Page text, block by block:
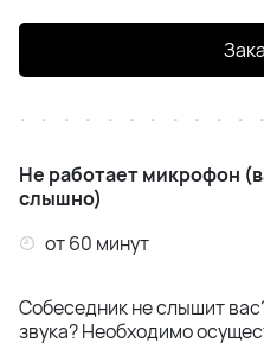
Не работает микрофон
слышно)
от 60 минут
Собеседник не слышит
звука? Необходимо